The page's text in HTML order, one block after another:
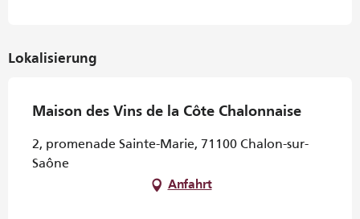
Lokalisierung
Maison des Vins de la Côte Chalonnaise
2, promenade Sainte-Marie, 71100 Chalon-sur-
Saône
Anfahrt